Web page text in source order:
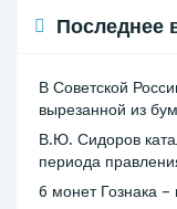
Последнее
В Советской
вырезанной из
В.Ю. Сидоров
периода
6 монет Гознака